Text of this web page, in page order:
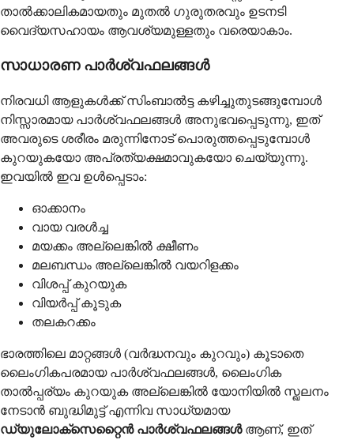
താൽക്കാലികമായതും മുതൽ ഗുരുതരവും ഉടനടി
വൈദ്യസഹായം ആവശ്യമുള്ളതും വരെയാകാം.
സാധാരണ പാർശ്വഫലങ്ങൾ
നിരവധി ആളുകൾക്ക് സിംബാൽട്ട കഴിച്ചുതുടങ്ങുമ്പോൾ
നിസ്സാരമായ പാർശ്വഫലങ്ങൾ അനുഭവപ്പെടുന്നു, ഇത്
അവരുടെ ശരീരം മരുന്നിനോട് പൊരുത്തപ്പെടുമ്പോൾ
കുറയുകയോ അപ്രത്യക്ഷമാവുകയോ ചെയ്യുന്നു.
ഇവയിൽ ഇവ ഉൾപ്പെടാം:
ഓക്കാനം
വായ വരൾച്ച
മയക്കം അല്ലെങ്കിൽ ക്ഷീണം
മലബന്ധം അല്ലെങ്കിൽ വയറിളക്കം
വിശപ്പ് കുറയുക
വിയർപ്പ് കൂടുക
തലകറക്കം
ഭാരത്തിലെ മാറ്റങ്ങൾ (വർദ്ധനവും കുറവും) കൂടാതെ
ലൈംഗികപരമായ പാർശ്വഫലങ്ങൾ, ലൈംഗിക
താൽപ്പര്യം കുറയുക അല്ലെങ്കിൽ യോനിയിൽ സ്ഖലനം
നേടാൻ ബുദ്ധിമുട്ട് എന്നിവ സാധ്യമായ
ഡ്യുലോക്സെറ്റൈൻ പാർശ്വഫലങ്ങൾആണ്, ഇത്